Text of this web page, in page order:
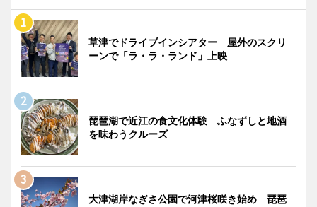
草津でドライブインシアター 屋外のスクリ
ーンで「ラ・ラ・ランド」上映
琵琶湖で近江の食文化体験 ふなずしと地酒
を味わうクルーズ
大津湖岸なぎさ公園で河津桜咲き始め 琵琶